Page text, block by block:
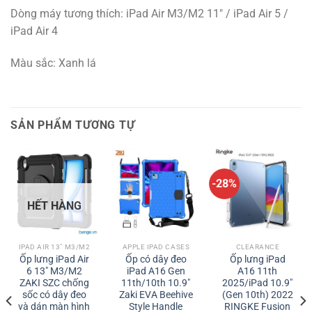
Dòng máy tương thích: iPad Air M3/M2 11″ / iPad Air 5 /
iPad Air 4
Màu sắc: Xanh lá
SẢN PHẨM TƯƠNG TỰ
HẾT HÀNG
IPAD AIR 13" M3/M2
Ốp lưng iPad Air
6 13″ M3/M2
ZAKI SZC chống
sốc có dây đeo
và dán màn hình
APPLE IPAD CASES
Ốp có dây đeo
iPad A16 Gen
11th/10th 10.9″
Zaki EVA Beehive
Style Handle
-28%
CLEARANCE
Ốp lưng iPad
A16 11th
2025/iPad 10.9″
(Gen 10th) 2022
RINGKE Fusion